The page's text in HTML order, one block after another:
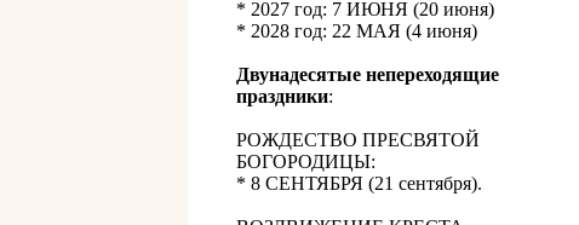
* 2027 год: 7 ИЮНЯ (20 июня)
* 2028 год: 22 МАЯ (4 июня)
Двунадесятые непереходящие
праздники:
РОЖДЕСТВО ПРЕСВЯТОЙ
БОГОРОДИЦЫ:
* 8 СЕНТЯБРЯ (21 сентября).